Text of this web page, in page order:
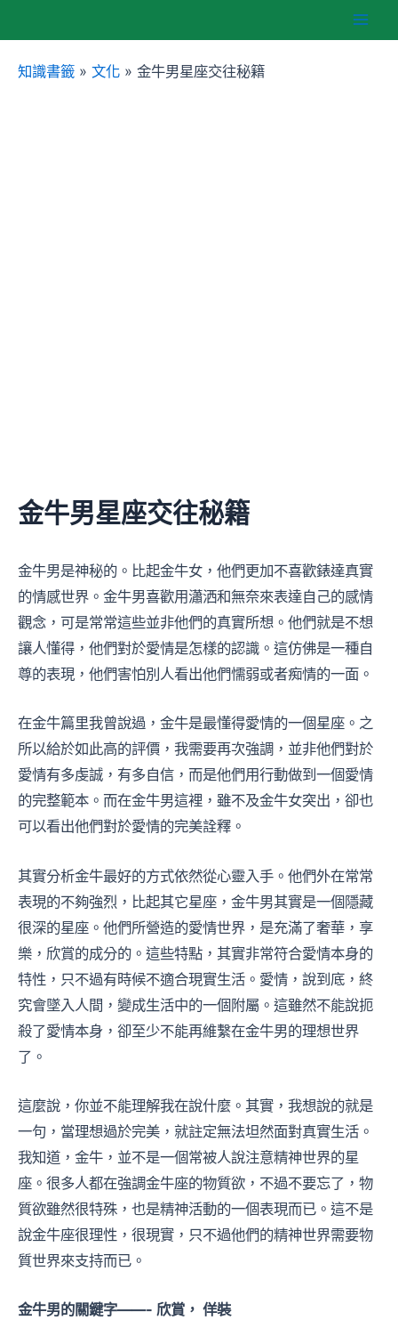
至
知識書籤 » 文化 » 金牛男星座交往秘籍
金牛男星座交往秘籍
金牛男是神秘的。比起金牛女，他們更加不喜歡錶達真實
的情感世界。金牛男喜歡用瀟洒和無奈來表達自己的感情
觀念，可是常常這些並非他們的真實所想。他們就是不想
讓人懂得，他們對於愛情是怎樣的認識。這仿佛是一種自
尊的表現，他們害怕別人看出他們懦弱或者痴情的一面。
在金牛篇里我曾說過，金牛是最懂得愛情的一個星座。之
所以給於如此高的評價，我需要再次強調，並非他們對於
愛情有多虔誠，有多自信，而是他們用行動做到一個愛情
的完整範本。而在金牛男這裡，雖不及金牛女突出，卻也
可以看出他們對於愛情的完美詮釋。
其實分析金牛最好的方式依然從心靈入手。他們外在常常
表現的不夠強烈，比起其它星座，金牛男其實是一個隱藏
很深的星座。他們所營造的愛情世界，是充滿了奢華，享
樂，欣賞的成分的。這些特點，其實非常符合愛情本身的
特性，只不過有時候不適合現實生活。愛情，說到底，終
究會墜入人間，變成生活中的一個附屬。這雖然不能說扼
殺了愛情本身，卻至少不能再維繫在金牛男的理想世界
了。
這麼說，你並不能理解我在說什麼。其實，我想說的就是
一句，當理想過於完美，就註定無法坦然面對真實生活。
我知道，金牛，並不是一個常被人說注意精神世界的星
座。很多人都在強調金牛座的物質欲，不過不要忘了，物
質欲雖然很特殊，也是精神活動的一個表現而已。這不是
說金牛座很理性，很現實，只不過他們的精神世界需要物
質世界來支持而已。
金牛男的關鍵字——- 欣賞， 佯裝